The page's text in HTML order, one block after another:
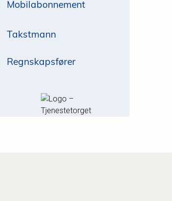
Mobilabonnement
Takstmann
Regnskapsfører